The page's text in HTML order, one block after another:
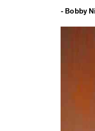
- Bobby